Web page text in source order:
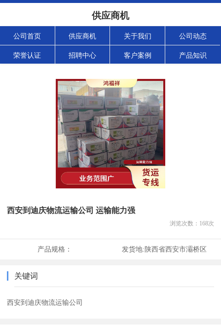
供应商机
公司首页 供应商机 关于我们 公司动态
荣誉认证 招聘中心 客户案例 产品知识
西安到迪庆物流运输公司 运输能力强
浏览次数： 168次
产品规格： 发货地:陕西省西安市灞桥区
关键词
西安到迪庆物流运输公司